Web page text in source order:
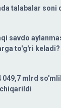
talabalar soni
savdo
to'g'ri keladi?
049,7 mlrd